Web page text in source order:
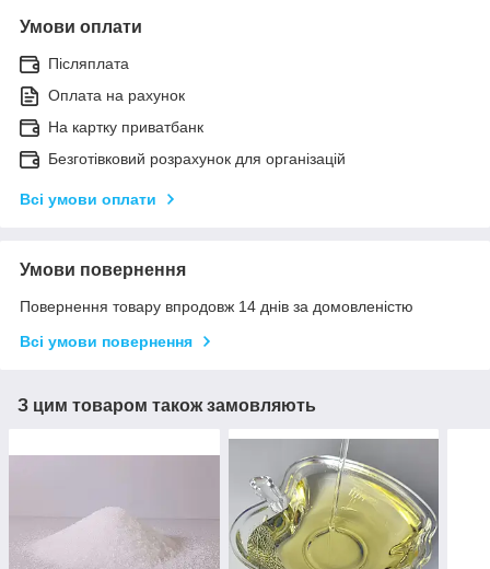
Умови оплати
Післяплата
Оплата на рахунок
На картку приватбанк
Безготівковий розрахунок для організацій
Всі умови оплати
Умови повернення
Повернення товару впродовж 14 днів за домовленістю
Всі умови повернення
З цим товаром також замовляють